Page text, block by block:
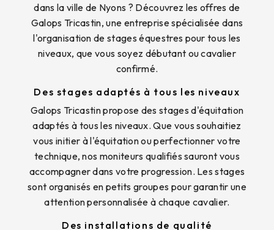
dans la ville de Nyons ? Découvrez les offres de
Galops Tricastin, une entreprise spécialisée dans
l'organisation de stages équestres pour tous les
niveaux, que vous soyez débutant ou cavalier
confirmé.
Des stages adaptés à tous les niveaux
Galops Tricastin propose des stages d'équitation
adaptés à tous les niveaux. Que vous souhaitiez
vous initier à l'équitation ou perfectionner votre
technique, nos moniteurs qualifiés sauront vous
accompagner dans votre progression. Les stages
sont organisés en petits groupes pour garantir une
attention personnalisée à chaque cavalier.
Des installations de qualité